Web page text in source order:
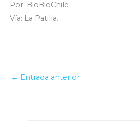
Por: BioBioChile
Vía: La Patilla.
← Entrada anterior